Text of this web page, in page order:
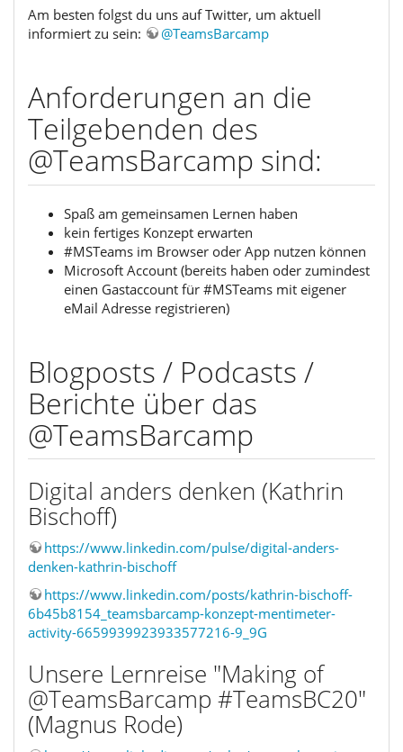
Am besten folgst du uns auf Twitter, um aktuell
informiert zu sein:
@TeamsBarcamp
Anforderungen an die
Teilgebenden des
@TeamsBarcamp sind:
Spaß am gemeinsamen Lernen haben
kein fertiges Konzept erwarten
#MSTeams im Browser oder App nutzen können
Microsoft Account (bereits haben oder zumindest
einen Gastaccount für #MSTeams mit eigener
eMail Adresse registrieren)
Blogposts / Podcasts /
Berichte über das
@TeamsBarcamp
Digital anders denken (Kathrin
Bischoff)
https://www.linkedin.com/pulse/digital-anders-
denken-kathrin-bischoff
https://www.linkedin.com/posts/kathrin-bischoff-
6b45b8154_teamsbarcamp-konzept-mentimeter-
activity-6659939923933577216-9_9G
Unsere Lernreise "Making of
@TeamsBarcamp #TeamsBC20"​
(Magnus Rode)